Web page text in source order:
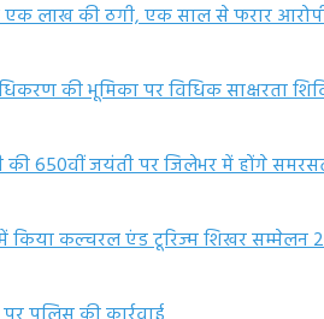
एक लाख की ठगी, एक साल से फरार
की भूमिका पर विधिक साक्षरता
की 650वीं जयंती पर जिलेभर में होंगे
किया कल्चरल एंड टूरिज्म शिखर सम्मेलन